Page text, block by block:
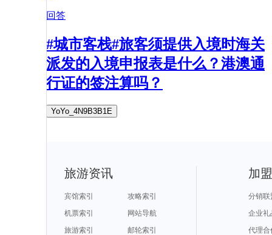
回答
#城市客栈#旅客须提供入境时海关
派发的入境申报表是什么？港澳通
行证的签注算吗？
YoYo_4N9B3B1E
旅游资讯
宾馆索引
攻略索引
机票索引
网站导航
旅游索引
邮轮索引
加
分销联
企业礼
代理合